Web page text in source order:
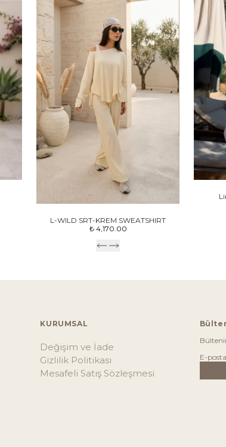
L-WILD SRT-KREM SWEATSHIRT
₺ 4,170.00
KURUMSAL
Değişim ve İade
Gizlilik Politikası
Mesafeli Satış Sözleşmesi